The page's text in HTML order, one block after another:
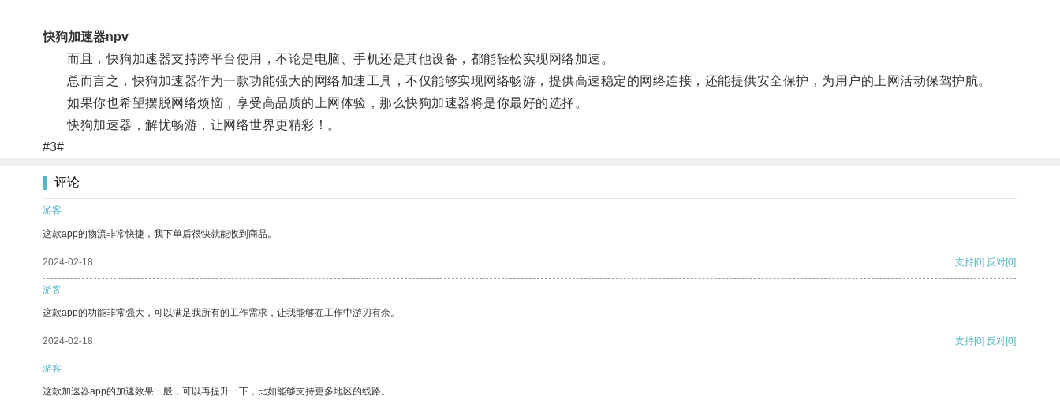
快狗加速器npv
而且，快狗加速器支持跨平台使用，不论是电脑、手机还是其他设备，都能轻松实现网络加速。
总而言之，快狗加速器作为一款功能强大的网络加速工具，不仅能够实现网络畅游，提供高速稳定的网络连接，还能提供安全保护，为用户的上网活动保驾护航。
如果你也希望摆脱网络烦恼，享受高品质的上网体验，那么快狗加速器将是你最好的选择。
快狗加速器，解忧畅游，让网络世界更精彩！。
#3#
评论
游客
这款app的物流非常快捷，我下单后很快就能收到商品。
2024-02-18 支持[0] 反对[0]
游客
这款app的功能非常强大，可以满足我所有的工作需求，让我能够在工作中游刃有余。
2024-02-18 支持[0] 反对[0]
游客
这款加速器app的加速效果一般，可以再提升一下，比如能够支持更多地区的线路。